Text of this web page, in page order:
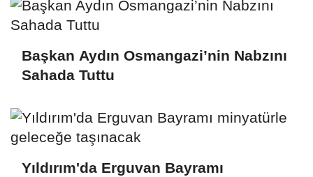
Başkan Aydın Osmangazi’nin Nabzını
Sahada Tuttu
Yıldırım'da Erguvan Bayramı